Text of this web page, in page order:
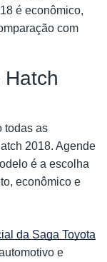
é econômico,
com
todas as
2018. Agende
é a escolha
econômico e
da Saga Toyota
e